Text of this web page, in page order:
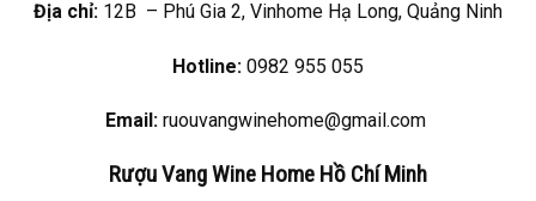
Địa chỉ: 12B – Phú Gia 2, Vinhome Hạ Long, Quảng Ninh
Hotline: 0982 955 055
Email: ruouvangwinehome@gmail.com
Rượu Vang Wine Home Hồ Chí Minh